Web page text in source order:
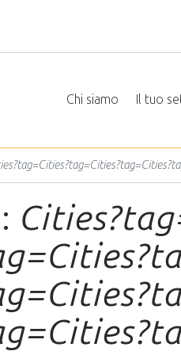
Chi siamo Il tuo